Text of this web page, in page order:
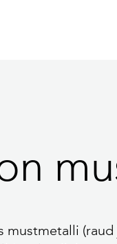
mustmetalli